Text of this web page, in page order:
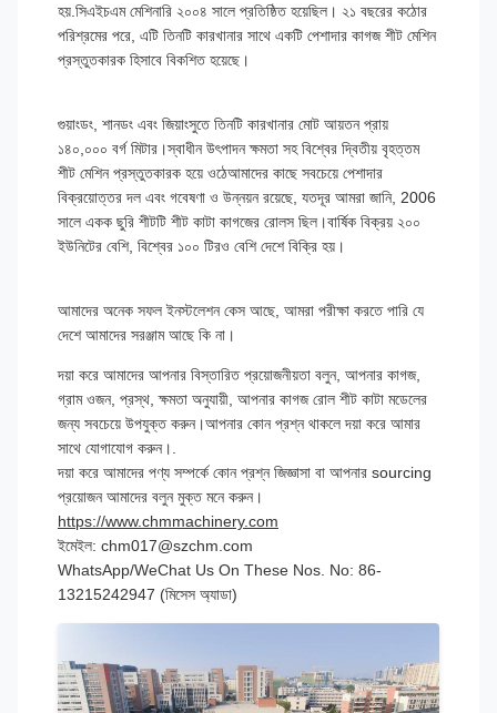
হয়.সিএইচএম মেশিনারি ২০০৪ সালে প্রতিষ্ঠিত হয়েছিল। ২১ বছরের কঠোর
পরিশ্রমের পরে, এটি তিনটি কারখানার সাথে একটি পেশাদার কাগজ শীট মেশিন
প্রস্তুতকারক হিসাবে বিকশিত হয়েছে।
গুয়াংডং, শানডং এবং জিয়াংসুতে তিনটি কারখানার মোট আয়তন প্রায়
১৪০,০০০ বর্গ মিটার।স্বাধীন উৎপাদন ক্ষমতা সহ বিশ্বের দ্বিতীয় বৃহত্তম
শীট মেশিন প্রস্তুতকারক হয়ে ওঠেআমাদের কাছে সবচেয়ে পেশাদার
বিক্রয়োত্তর দল এবং গবেষণা ও উন্নয়ন রয়েছে, যতদূর আমরা জানি, 2006
সালে একক ছুরি শীটটি শীট কাটা কাগজের রোলস ছিল।বার্ষিক বিক্রয় ২০০
ইউনিটের বেশি, বিশ্বের ১০০ টিরও বেশি দেশে বিক্রি হয়।
আমাদের অনেক সফল ইনস্টলেশন কেস আছে, আমরা পরীক্ষা করতে পারি যে
দেশে আমাদের সরঞ্জাম আছে কি না।
দয়া করে আমাদের আপনার বিস্তারিত প্রয়োজনীয়তা বলুন, আপনার কাগজ,
গ্রাম ওজন, প্রস্থ, ক্ষমতা অনুযায়ী, আপনার কাগজ রোল শীট কাটা মডেলের
জন্য সবচেয়ে উপযুক্ত করুন।আপনার কোন প্রশ্ন থাকলে দয়া করে আমার
সাথে যোগাযোগ করুন।.
দয়া করে আমাদের পণ্য সম্পর্কে কোন প্রশ্ন জিজ্ঞাসা বা আপনার sourcing
প্রয়োজন আমাদের বলুন মুক্ত মনে করুন।
https://www.chmmachinery.com
ইমেইল: chm017@szchm.com
WhatsApp/WeChat Us On These Nos. No: 86-
13215242947 (মিসেস অ্যাডা)